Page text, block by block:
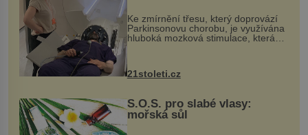
Ke zmírnění třesu, který doprovází
Parkinsonovu chorobu, je využívána
hluboká mozková stimulace, která
však vyžaduje vysoce invazivní
zákrok. Ultrazvuk zase není vhodný
k dostatečně přesnému zacílení ...
21stoleti.cz
S.O.S. pro slabé vlasy:
mořská sůl